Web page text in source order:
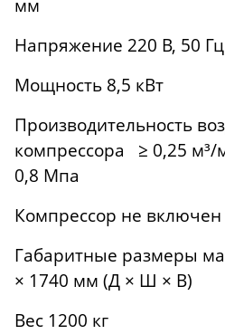
мм
Напряжение 220 В, 50 Гц
Мощность 8,5 кВт
Производительность
компрессора ≥ 0,25 м³/
0,8 Мпа
Компрессор не включен
Габаритные размеры
× 1740 мм (Д × Ш × В)
Вес 1200 кг